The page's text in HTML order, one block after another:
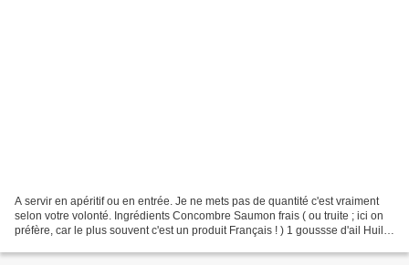
A servir en apéritif ou en entrée. Je ne mets pas de quantité c'est vraiment
selon votre volonté. Ingrédients Concombre Saumon frais ( ou truite ; ici on
préfère, car le plus souvent c'est un produit Français ! ) 1 goussse d'ail Huile